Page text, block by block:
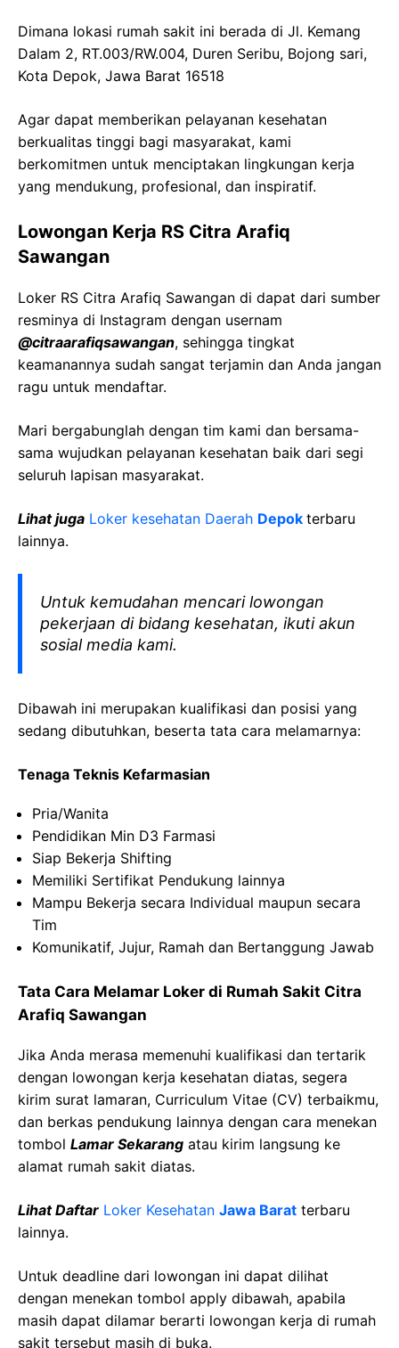
Dimana lokasi rumah sakit ini berada di Jl. Kemang
Dalam 2, RT.003/RW.004, Duren Seribu, Bojong sari,
Kota Depok, Jawa Barat 16518
Agar dapat memberikan pelayanan kesehatan
berkualitas tinggi bagi masyarakat, kami
berkomitmen untuk menciptakan lingkungan kerja
yang mendukung, profesional, dan inspiratif.
Lowongan Kerja RS Citra Arafiq
Sawangan
Loker RS Citra Arafiq Sawangan di dapat dari sumber
resminya di Instagram dengan usernam
@citraarafiqsawangan, sehingga tingkat
keamanannya sudah sangat terjamin dan Anda jangan
ragu untuk mendaftar.
Mari bergabunglah dengan tim kami dan bersama-
sama wujudkan pelayanan kesehatan baik dari segi
seluruh lapisan masyarakat.
Lihat juga Loker kesehatan Daerah Depok terbaru
lainnya.
Untuk kemudahan mencari lowongan
pekerjaan di bidang kesehatan, ikuti akun
sosial media kami.
Dibawah ini merupakan kualifikasi dan posisi yang
sedang dibutuhkan, beserta tata cara melamarnya:
Tenaga Teknis Kefarmasian
Pria/Wanita
Pendidikan Min D3 Farmasi
Siap Bekerja Shifting
Memiliki Sertifikat Pendukung lainnya
Mampu Bekerja secara Individual maupun secara
Tim
Komunikatif, Jujur, Ramah dan Bertanggung Jawab
Tata Cara Melamar Loker di Rumah Sakit Citra
Arafiq Sawangan
Jika Anda merasa memenuhi kualifikasi dan tertarik
dengan lowongan kerja kesehatan diatas, segera
kirim surat lamaran, Curriculum Vitae (CV) terbaikmu,
dan berkas pendukung lainnya dengan cara menekan
tombol Lamar Sekarang atau kirim langsung ke
alamat rumah sakit diatas.
Lihat Daftar Loker Kesehatan Jawa Barat terbaru
lainnya.
Untuk deadline dari lowongan ini dapat dilihat
dengan menekan tombol apply dibawah, apabila
masih dapat dilamar berarti lowongan kerja di rumah
sakit tersebut masih di buka.